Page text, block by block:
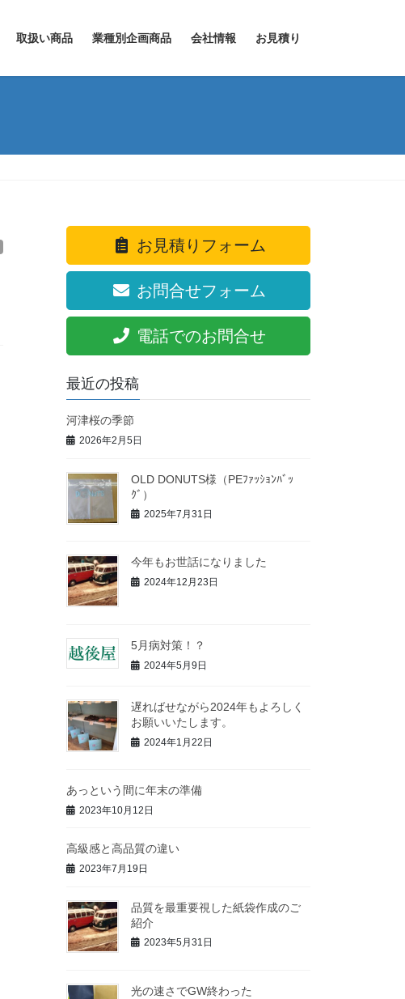
取扱い商品 業種別企画商品 会社情報 お見積り
お見積りフォーム
お問合せフォーム
電話でのお問合せ
最近の投稿
河津桜の季節
2026年2月5日
OLD DONUTS様（PEﾌｧｯｼｮﾝﾊﾞｯ
ｸﾞ）
2025年7月31日
今年もお世話になりました
2024年12月23日
5月病対策！？
2024年5月9日
遅ればせながら2024年もよろしく
お願いいたします。
2024年1月22日
あっという間に年末の準備
2023年10月12日
高級感と高品質の違い
2023年7月19日
品質を最重要視した紙袋作成のご
紹介
2023年5月31日
光の速さでGW終わった